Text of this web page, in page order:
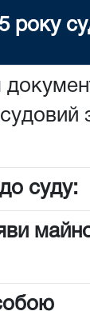
року
суду: